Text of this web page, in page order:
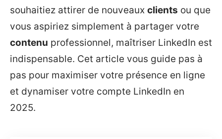
souhaitiez attirer de nouveaux clients ou que
vous aspiriez simplement à partager votre
contenu professionnel, maîtriser LinkedIn est
indispensable. Cet article vous guide pas à
pas pour maximiser votre présence en ligne
et dynamiser votre compte LinkedIn en
2025.